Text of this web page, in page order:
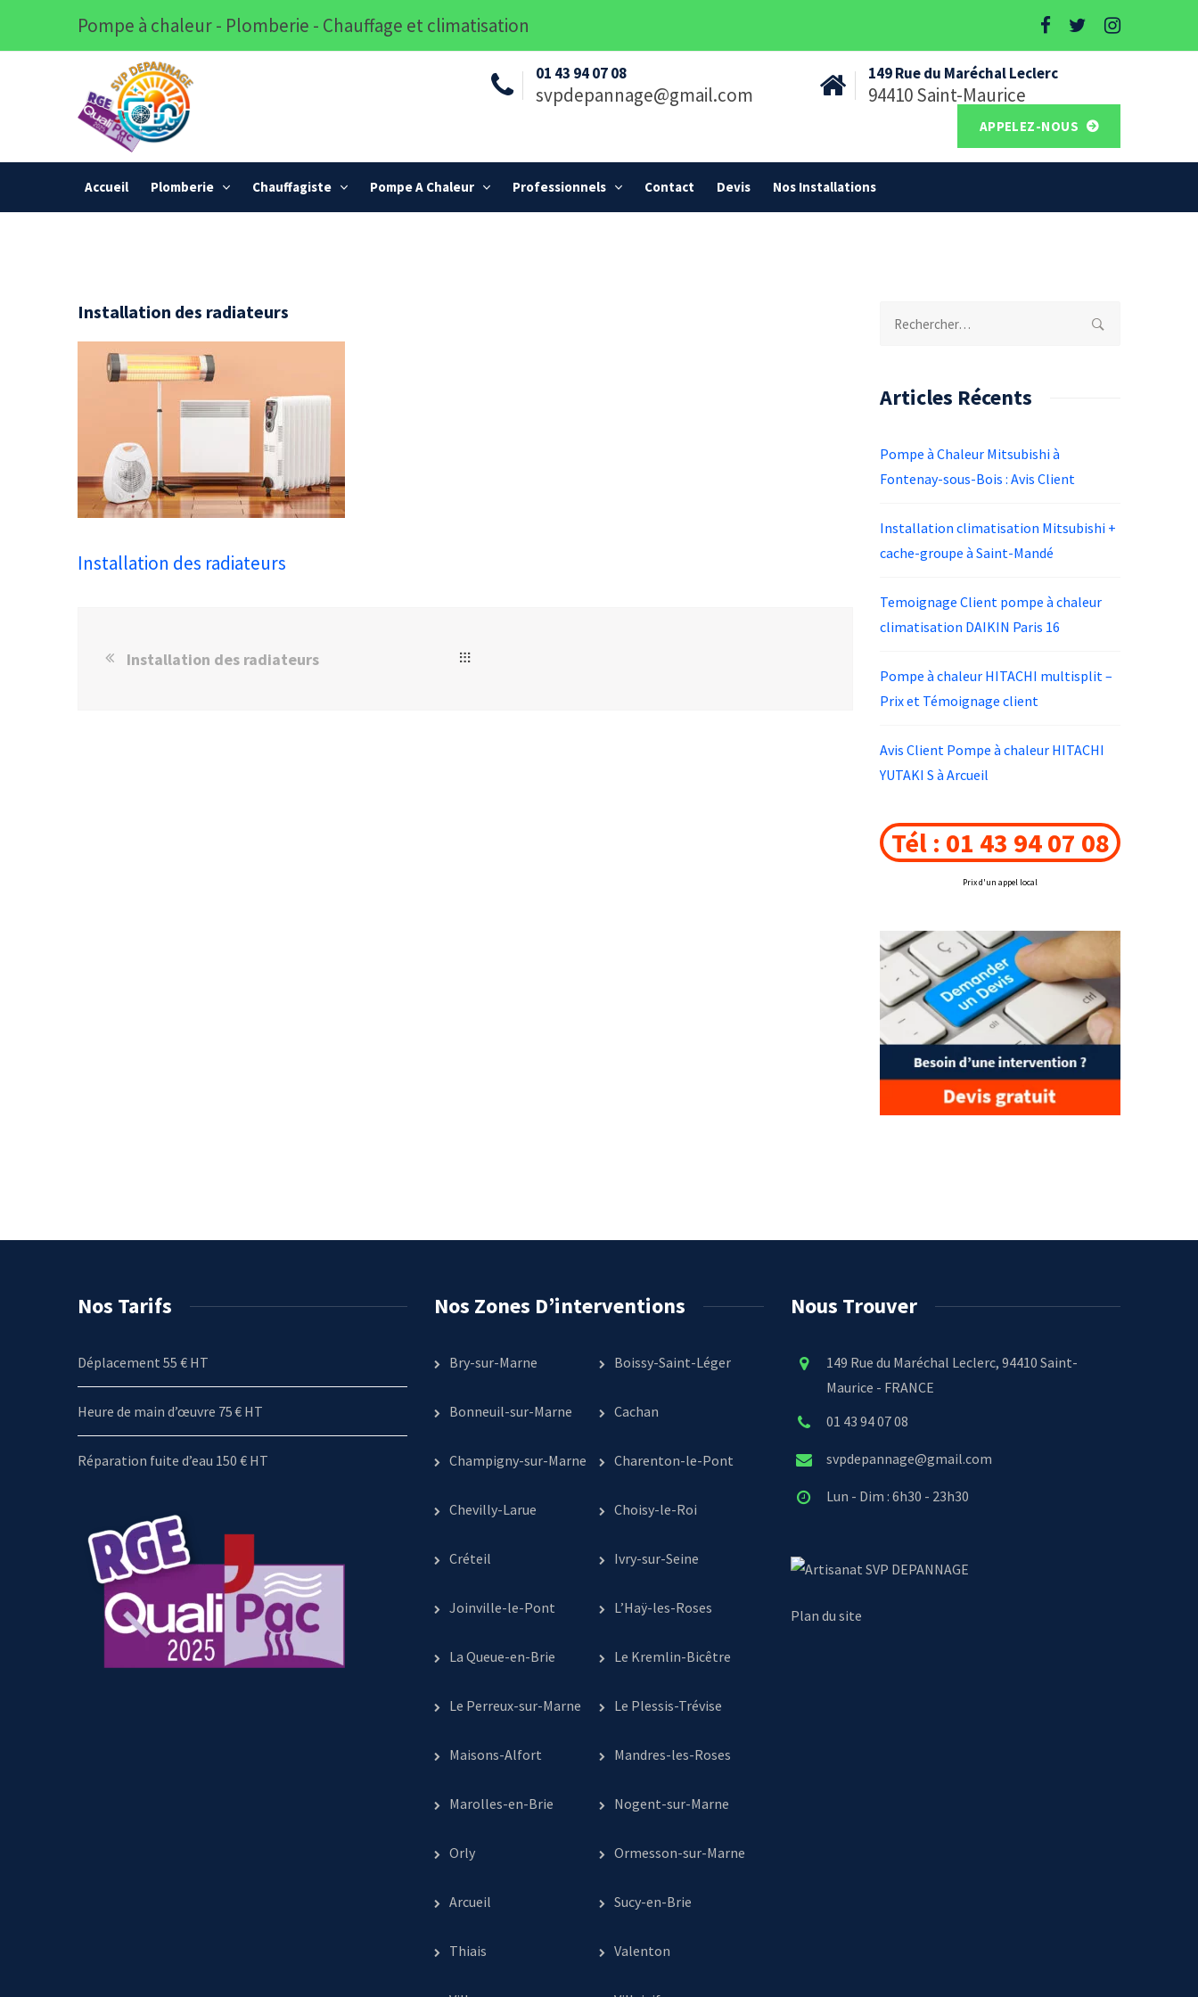
Pompe à chaleur - Plomberie - Chauffage et climatisation
01 43 94 07 08
svpdepannage@gmail.com
149 Rue du Maréchal Leclerc
94410 Saint-Maurice
APPELEZ-NOUS
Accueil Plomberie Chauffagiste Pompe A Chaleur Professionnels Contact Devis Nos Installations
Installation des radiateurs
Installation des radiateurs
Installation des radiateurs
Rechercher :
Articles Récents
Pompe à Chaleur Mitsubishi à
Fontenay-sous-Bois : Avis Client
Installation climatisation Mitsubishi +
cache-groupe à Saint-Mandé
Temoignage Client pompe à chaleur
climatisation DAIKIN Paris 16
Pompe à chaleur HITACHI multisplit –
Prix et Témoignage client
Avis Client Pompe à chaleur HITACHI
YUTAKI S à Arcueil
Tél : 01 43 94 07 08
Prix d'un appel local
Nos Tarifs
Déplacement 55 € HT
Heure de main d’œuvre 75 € HT
Réparation fuite d’eau 150 € HT
Nos Zones D’interventions
Bry-sur-Marne Boissy-Saint-Léger
Bonneuil-sur-Marne Cachan
Champigny-sur-Marne Charenton-le-Pont
Chevilly-Larue Choisy-le-Roi
Créteil Ivry-sur-Seine
Joinville-le-Pont L’Haÿ-les-Roses
La Queue-en-Brie Le Kremlin-Bicêtre
Le Perreux-sur-Marne Le Plessis-Trévise
Maisons-Alfort Mandres-les-Roses
Marolles-en-Brie Nogent-sur-Marne
Orly Ormesson-sur-Marne
Arcueil Sucy-en-Brie
Thiais Valenton
Nous Trouver
149 Rue du Maréchal Leclerc, 94410 Saint-
Maurice - FRANCE
01 43 94 07 08
svpdepannage@gmail.com
Lun - Dim : 6h30 - 23h30
SVP DEPANNAGE
Plan du site